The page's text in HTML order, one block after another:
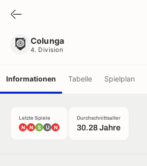
Colunga
4. Division
Informationen Tabelle Spielplan
Letzte Spiele
N N S U N
Durchschnittsalter
30.28 Jahre